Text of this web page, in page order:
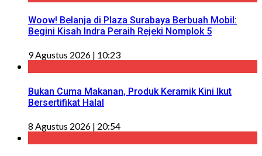
Woow! Belanja di Plaza Surabaya Berbuah Mobil:
Begini Kisah Indra Peraih Rejeki Nomplok 5
9 Agustus 2026 | 10:23
Bukan Cuma Makanan, Produk Keramik Kini Ikut
Bersertifikat Halal
8 Agustus 2026 | 20:54